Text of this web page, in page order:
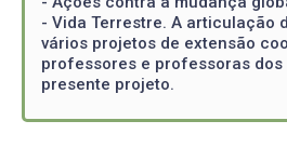
- Vida Terrestre. A articulação
vários projetos de extensão
professores e professoras dos
presente projeto.